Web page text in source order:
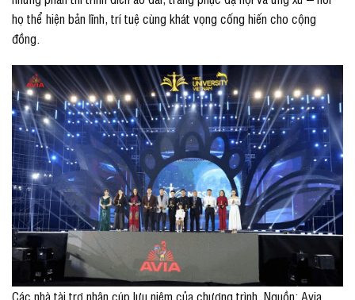
họ thể hiện bản lĩnh, trí tuệ cùng khát vọng cống hiến cho cộng
đồng.
Các nhà tài trợ nhận cúp lưu niệm của chương trình. Nguồn: Avia